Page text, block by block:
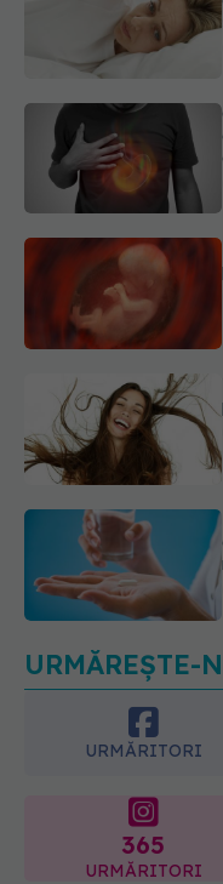
URMĂREȘTE-
URMĂRITORI
365
URMĂRITORI